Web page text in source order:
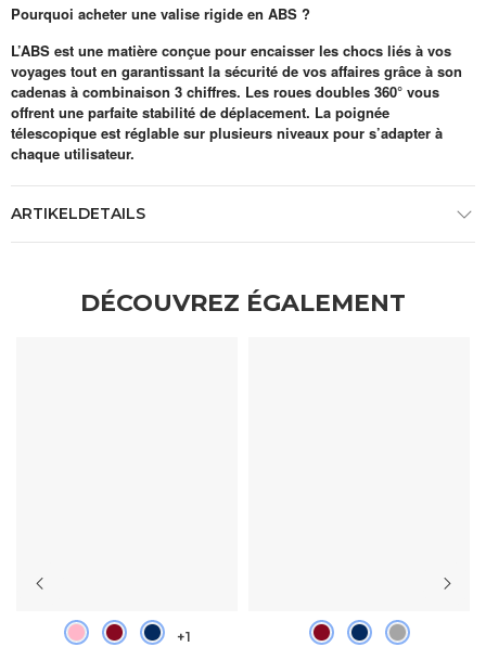
Pourquoi acheter une valise rigide en ABS ?
L’ABS est une matière conçue pour encaisser les chocs liés à vos
voyages tout en garantissant la sécurité de vos affaires grâce à son
cadenas à combinaison 3 chiffres. Les roues doubles 360° vous
offrent une parfaite stabilité de déplacement. La poignée
télescopique est réglable sur plusieurs niveaux pour s’adapter à
chaque utilisateur.
ARTIKELDETAILS
DÉCOUVREZ ÉGALEMENT
+1